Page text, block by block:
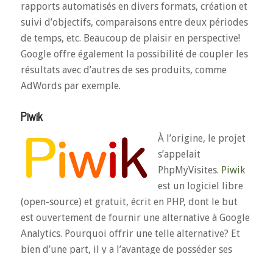
rapports automatisés en divers formats, création et
suivi d’objectifs, comparaisons entre deux périodes
de temps, etc. Beaucoup de plaisir en perspective!
Google offre également la possibilité de coupler les
résultats avec d’autres de ses produits, comme
AdWords par exemple.
Piwik
À l’origine, le projet
s’appelait
PhpMyVisites. Piwik
est un logiciel libre
(open-source) et gratuit, écrit en PHP, dont le but
est ouvertement de fournir une alternative à Google
Analytics. Pourquoi offrir une telle alternative? Et
bien d’une part, il y a l’avantage de posséder ses